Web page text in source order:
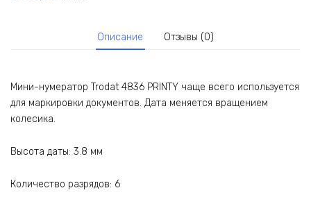
Описание Отзывы (0)
Мини-нумератор Trodat 4836 PRINTY чаще всего используется
для маркировки документов. Дата меняется вращением
колесика.
Высота даты: 3.8 мм
Количество разрядов: 6